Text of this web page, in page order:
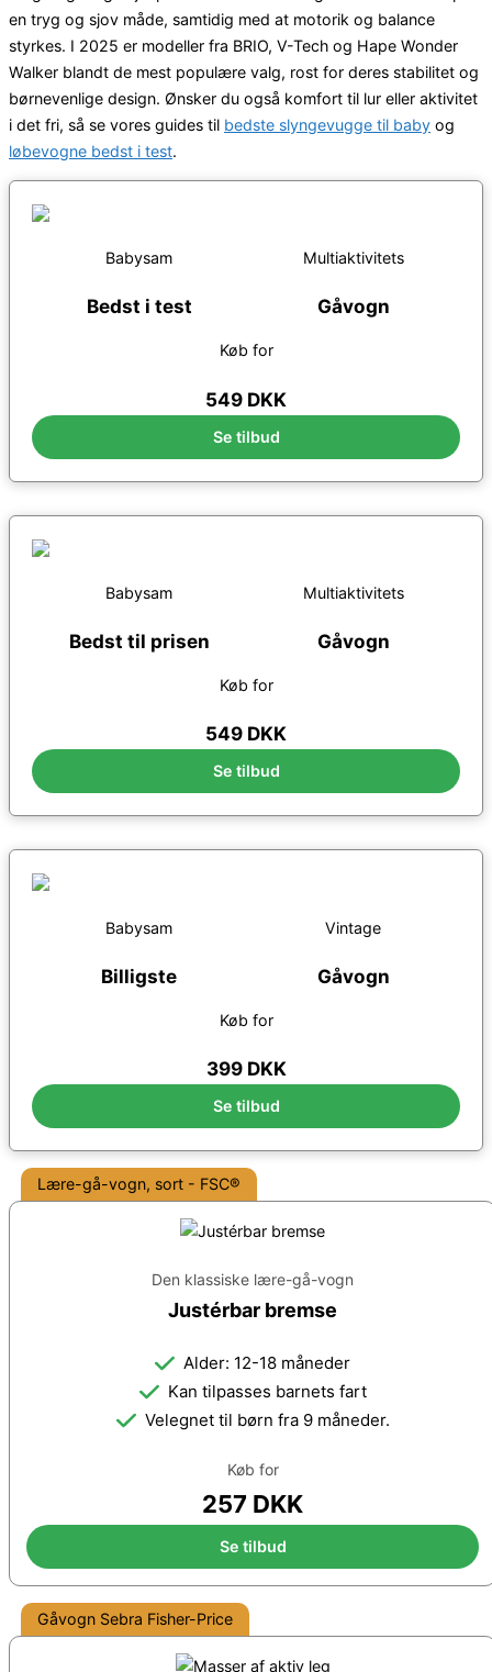
en tryg og sjov måde, samtidig med at motorik og balance
styrkes. I 2025 er modeller fra BRIO, V-Tech og Hape Wonder
Walker blandt de mest populære valg, rost for deres stabilitet og
børnevenlige design. Ønsker du også komfort til lur eller aktivitet
i det fri, så se vores guides til bedste slyngevugge til baby og
løbevogne bedst i test.
Babysam
Bedst i test
Multiaktivitets
Gåvogn
Køb for
549 DKK
Se tilbud
Babysam
Bedst til prisen
Multiaktivitets
Gåvogn
Køb for
549 DKK
Se tilbud
Babysam
Billigste
Vintage
Gåvogn
Køb for
399 DKK
Se tilbud
Lære-gå-vogn, sort - FSC®
Den klassiske lære-gå-vogn
Justérbar bremse
Alder: 12-18 måneder
Kan tilpasses barnets fart
Velegnet til børn fra 9 måneder.
Køb for
257 DKK
Se tilbud
Gåvogn Sebra Fisher-Price